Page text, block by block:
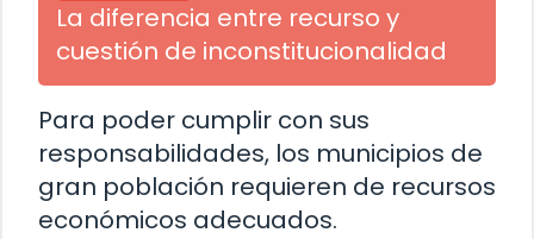
La diferencia entre recurso y
cuestión de inconstitucionalidad
Para poder cumplir con sus
responsabilidades, los municipios de
gran población requieren de recursos
económicos adecuados.